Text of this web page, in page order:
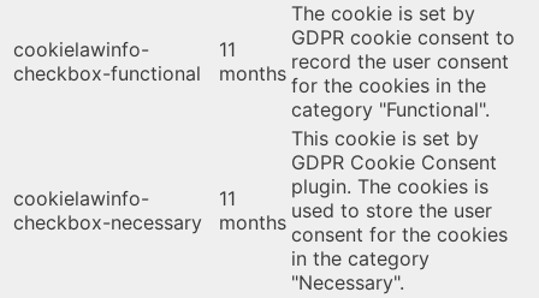
cookielawinfo-
checkbox-functional
11
months
The cookie is set by
GDPR cookie consent to
record the user consent
for the cookies in the
category "Functional".
cookielawinfo-
checkbox-necessary
11
months
This cookie is set by
GDPR Cookie Consent
plugin. The cookies is
used to store the user
consent for the cookies
in the category
"Necessary".